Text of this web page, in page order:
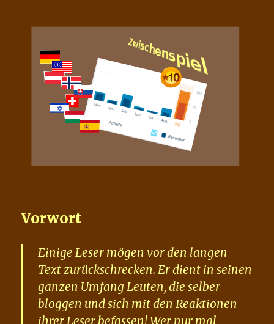
Vorwort
Einige Leser mögen vor den langen
Text zurückschrecken. Er dient in seinen
ganzen Umfang Leuten, die selber
bloggen und sich mit den Reaktionen
ihrer Leser befassen! Wer nur mal